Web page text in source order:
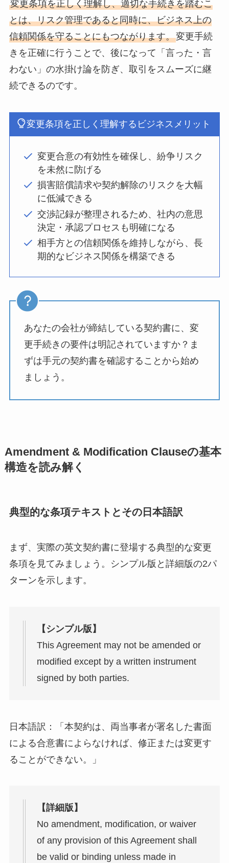
変更条項を正しく理解し、適切な手続きを踏むこ
とは、リスク管理であると同時に、ビジネス上の
信頼関係を守ることにもつながります。変更手続
きを正確に行うことで、後になって「言った・言
わない」の水掛け論を防ぎ、取引をスムーズに継
続できるのです。
変更条項を正しく理解するビジネスメリット
変更合意の有効性を確保し、紛争リスク
を未然に防げる
損害賠償請求や契約解除のリスクを大幅
に低減できる
交渉記録が整理されるため、社内の意思
決定・承認プロセスも明確になる
相手方との信頼関係を維持しながら、長
期的なビジネス関係を構築できる
あなたの会社が締結している契約書に、変
更手続きの要件は明記されていますか？ま
ずは手元の契約書を確認することから始め
ましょう。
Amendment & Modification Clauseの基本
構造を読み解く
典型的な条項テキストとその日本語訳
まず、実際の英文契約書に登場する典型的な変更
条項を見てみましょう。シンプル版と詳細版の2パ
ターンを示します。
【シンプル版】
This Agreement may not be amended or
modified except by a written instrument
signed by both parties.
日本語訳：「本契約は、両当事者が署名した書面
による合意書によらなければ、修正または変更す
ることができない。」
【詳細版】
No amendment, modification, or waiver
of any provision of this Agreement shall
be valid or binding unless made in